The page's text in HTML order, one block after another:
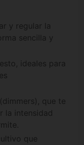
y regular la
sencilla y
ideales para
que te
la intensidad
que